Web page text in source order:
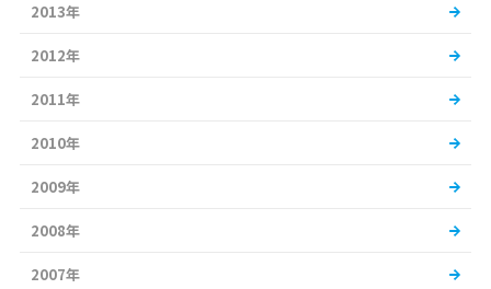
2013年
2012年
2011年
2010年
2009年
2008年
2007年